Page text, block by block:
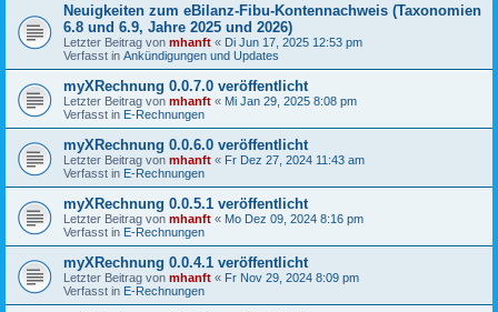
Neuigkeiten zum eBilanz-Fibu-Kontennachweis (Taxonomien
6.8 und 6.9, Jahre 2025 und 2026)
Letzter Beitrag von mhanft « Di Jun 17, 2025 12:53 pm
Verfasst in Ankündigungen und Updates
myXRechnung 0.0.7.0 veröffentlicht
Letzter Beitrag von mhanft « Mi Jan 29, 2025 8:08 pm
Verfasst in E-Rechnungen
myXRechnung 0.0.6.0 veröffentlicht
Letzter Beitrag von mhanft « Fr Dez 27, 2024 11:43 am
Verfasst in E-Rechnungen
myXRechnung 0.0.5.1 veröffentlicht
Letzter Beitrag von mhanft « Mo Dez 09, 2024 8:16 pm
Verfasst in E-Rechnungen
myXRechnung 0.0.4.1 veröffentlicht
Letzter Beitrag von mhanft « Fr Nov 29, 2024 8:09 pm
Verfasst in E-Rechnungen